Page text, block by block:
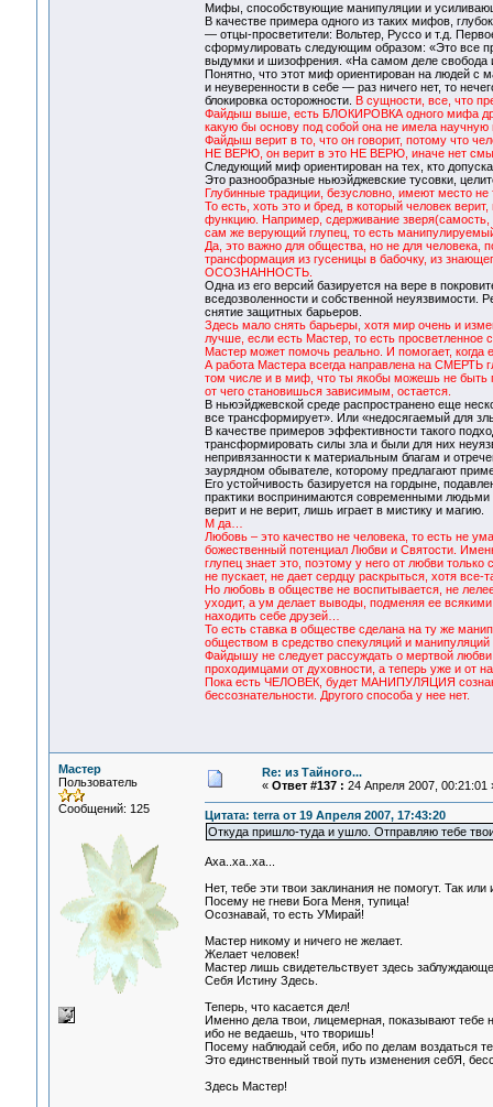
Мифы, способствующие манипуляции и
В качестве примера одного из таких мифов,
— отцы-просветители: Вольтер, Руссо и т.д.
сформулировать следующим образом: «Это все
выдумки и шизофрения. «На самом деле свобода
Понятно, что этот миф ориентирован на людей с
и неуверенности в себе — раз ничего нет, то
блокировка осторожности.
В сущности, все, что
Файдыш выше, есть БЛОКИРОВКА одного мифа
какую бы основу под собой она не имела научную
Файдыш верит в то, что он говорит, потому что
НЕ ВЕРЮ, он верит в это НЕ ВЕРЮ, иначе нет
Следующий миф ориентирован на тех, кто
Это разнообразные ньюэйджевские тусовки,
Глубинные традиции, безусловно, имеют место
То есть, хоть это и бред, в который человек
функцию. Например, сдерживание зверя(самость,
сам же верующий глупец, то есть
Да, это важно для общества, но не для человека,
трансформация из гусеницы в бабочку, из
ОСОЗНАННОСТЬ.
Одна из его версий базируется на вере в
вседозволенности и собственной неуязвимости.
снятие защитных барьеров.
Здесь мало снять барьеры, хотя мир очень и
лучше, если есть Мастер, то есть просветленное
Мастер может помочь реально. И помогает, когда
А работа Мастера всегда направлена на СМЕРТЬ
том числе и в миф, что ты якобы можешь не быть
от чего становишься зависимым, остается.
В ньюэйджевской среде распространено еще
все трансформирует». Или «недосягаемый для
В качестве примеров эффективности такого
трансформировать силы зла и были для них
непривязанности к материальным благам и
заурядном обывателе, которому предлагают
Его устойчивость базируется на гордыне,
практики воспринимаются современными людьми
верит и не верит, лишь играет в мистику и магию.
М да…
Любовь – это качество не человека, то есть не
божественный потенциал Любви и Святости.
глупец знает это, поэтому у него от любви
не пускает, не дает сердцу раскрыться, хотя все-
Но любовь в обществе не воспитывается, не
уходит, а ум делает выводы, подменяя ее
находить себе друзей…
То есть ставка в обществе сделана на ту же
обществом в средство спекуляций и манипуляций
Файдышу не следует рассуждать о мертвой
проходимцами от духовности, а теперь уже и от
Пока есть ЧЕЛОВЕК, будет МАНИПУЛЯЦИЯ
бессознательности. Другого способа у нее нет.
Мастер
Пользователь
Сообщений: 125
Re: из Тайного...
« Ответ #137 : 24 Апреля 2007, 00:21:01
Цитата: terra от 19 Апреля 2007, 17:43:20
Откуда пришло-туда и ушло. Отправляю тебе
Аха..ха..ха...
Нет, тебе эти твои заклинания не помогут. Так
Посему не гневи Бога Меня, тупица!
Осознавай, то есть УМирай!
Мастер никому и ничего не желает.
Желает человек!
Мастер лишь свидетельствует здесь
Себя Истину Здесь.
Теперь, что касается дел!
Именно дела твои, лицемерная, показывают тебе
ибо не ведаешь, что творишь!
Посему наблюдай себя, ибо по делам воздаться
Это единственный твой путь изменения себЯ,
Здесь Мастер!